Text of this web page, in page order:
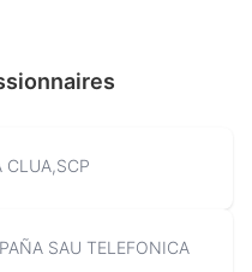
CLUA,SCP
SAU TELEFONICA